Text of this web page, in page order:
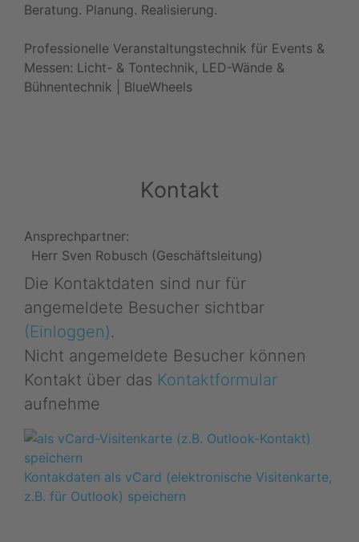
Beratung. Planung. Realisierung.
Professionelle Veranstaltungstechnik für Events &
Messen: Licht- & Tontechnik, LED-Wände &
Bühnentechnik | BlueWheels
Kontakt
Ansprechpartner:
Herr Sven Robusch (Geschäftsleitung)
Die Kontaktdaten sind nur für
angemeldete Besucher sichtbar
(Einloggen).
Nicht angemeldete Besucher können
Kontakt über das Kontaktformular
aufnehme
Kontakdaten als vCard (elektronische Visitenkarte,
z.B. für Outlook) speichern